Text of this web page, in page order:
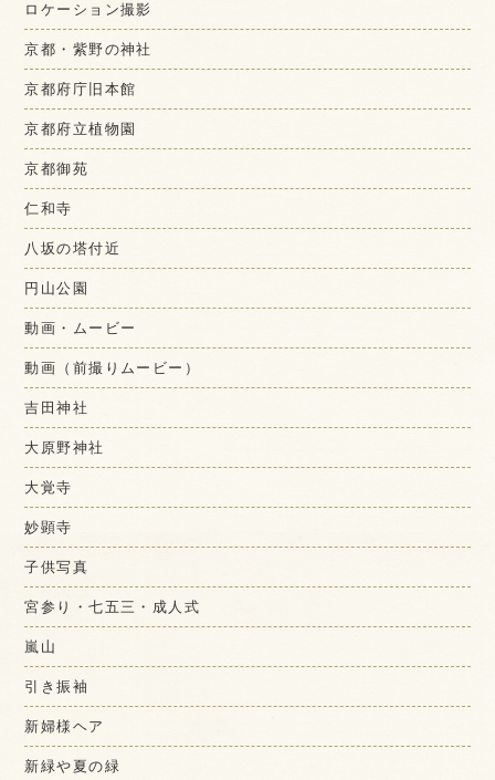
ロケーション撮影
京都・紫野の神社
京都府庁旧本館
京都府立植物園
京都御苑
仁和寺
八坂の塔付近
円山公園
動画・ムービー
動画（前撮りムービー）
吉田神社
大原野神社
大覚寺
妙顕寺
子供写真
宮参り・七五三・成人式
嵐山
引き振袖
新婦様ヘア
新緑や夏の緑